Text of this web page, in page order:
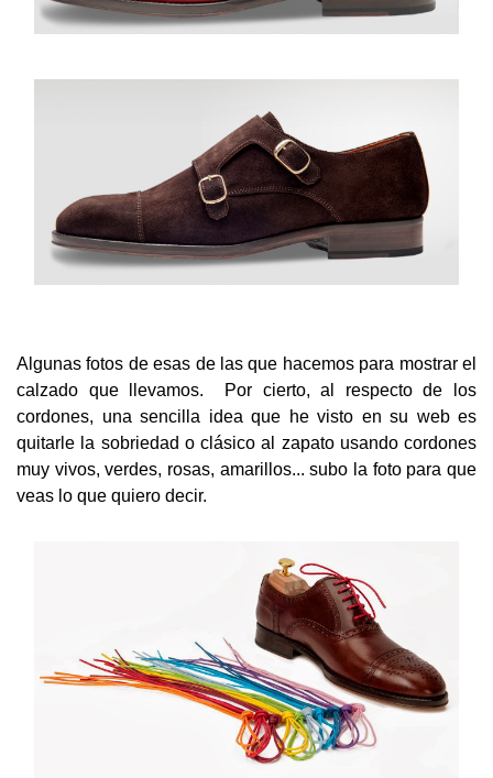
Algunas fotos de esas de las que hacemos para mostrar el
calzado que llevamos. Por cierto, al respecto de los
cordones, una sencilla idea que he visto en su web es
quitarle la sobriedad o clásico al zapato usando cordones
muy vivos, verdes, rosas, amarillos... subo la foto para que
veas lo que quiero decir.